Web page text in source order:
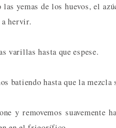
las yemas de los huevos, el
hervir.
varillas hasta que espese.
batiendo hasta que la mezcla
y removemos suavemente